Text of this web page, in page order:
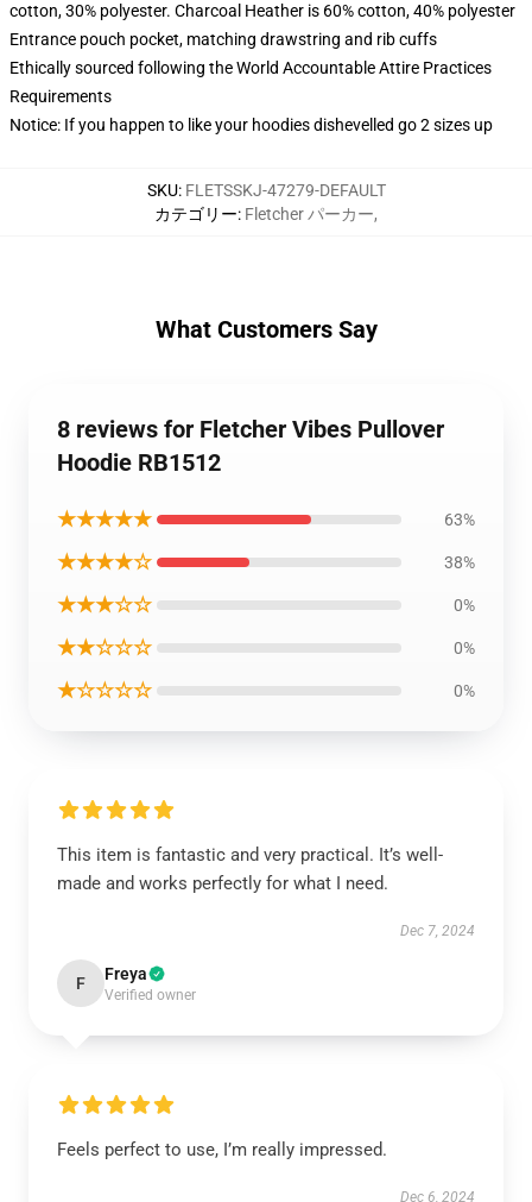
cotton, 30% polyester. Charcoal Heather is 60% cotton, 40% polyester
Entrance pouch pocket, matching drawstring and rib cuffs
Ethically sourced following the World Accountable Attire Practices
Requirements
Notice: If you happen to like your hoodies dishevelled go 2 sizes up
SKU: FLETSSKJ-47279-DEFAULT
カテゴリー: Fletcher パーカー,
What Customers Say
8 reviews for Fletcher Vibes Pullover
Hoodie RB1512
★★★★★ 63%
★★★★☆ 38%
★★★☆☆ 0%
★★☆☆☆ 0%
★☆☆☆☆ 0%
This item is fantastic and very practical. It’s well-
made and works perfectly for what I need.
Dec 7, 2024
F Freya
Verified owner
Feels perfect to use, I’m really impressed.
Dec 6, 2024